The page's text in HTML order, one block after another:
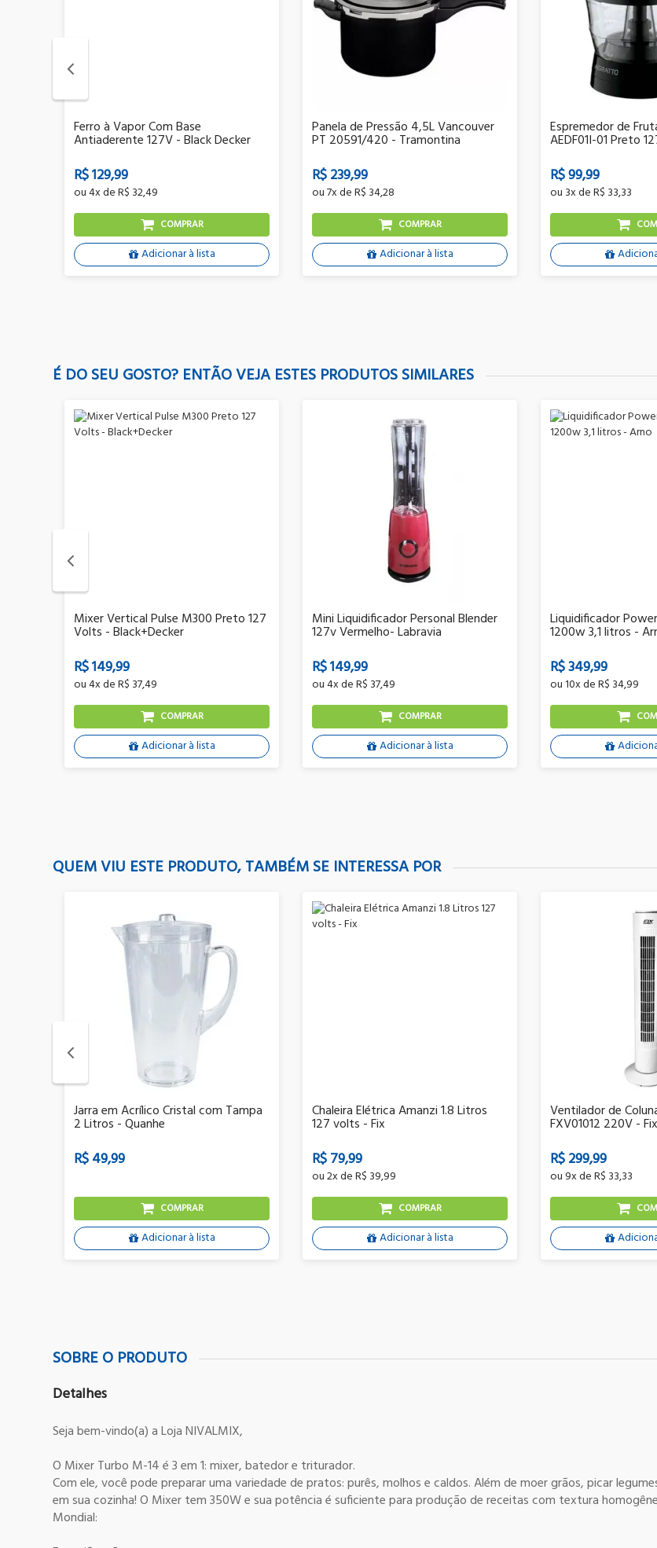
Ferro à Vapor Com Base
Antiaderente 127V - Black Decker
R$ 129,99
ou4xdeR$ 32,49
COMPRAR
Adicionar à lista
Panela de Pressão 4,5L Vancouver
PT 20591/420 - Tramontina
R$ 239,99
ou7xdeR$ 34,28
COMPRAR
Adicionar à lista
Espremedor de
AEDF01I-01 Preto
R$ 99,99
ou 3xdeR$ 33,33
É DO SEU GOSTO? ENTÃO VEJA ESTES PRODUTOS SIMILARES
Mixer Vertical Pulse M300 Preto 127
Volts - Black+Decker
R$ 149,99
ou4xdeR$ 37,49
COMPRAR
Adicionar à lista
Mini Liquidificador Personal Blender
127v Vermelho- Labravia
R$ 149,99
ou4xdeR$ 37,49
COMPRAR
Adicionar à lista
Liquidificador
1200w 3,1 litros -
R$ 349,99
ou10xdeR$ 34,99
QUEM VIU ESTE PRODUTO, TAMBÉM SE INTERESSA POR
Jarra em Acrílico Cristal com Tampa
2 Litros - Quanhe
R$ 49,99
COMPRAR
Adicionar à lista
Chaleira Elétrica Amanzi 1.8 Litros
127 volts - Fix
R$ 79,99
ou2xdeR$ 39,99
COMPRAR
Adicionar à lista
Ventilador de
FXV01012 220V - Fix
R$ 299,99
ou 9xdeR$ 33,33
SOBRE O PRODUTO
Detalhes
Seja bem-vindo(a) a Loja NIVALMIX,
O Mixer Turbo M-14 é 3 em 1: mixer, batedor e triturador.
Com ele, você pode preparar uma variedade de pratos: purês, molhos e caldos. Além de moer grãos, picar
em sua cozinha! O Mixer tem 350W e sua potência é suficiente para produção de receitas com textura
Mondial: